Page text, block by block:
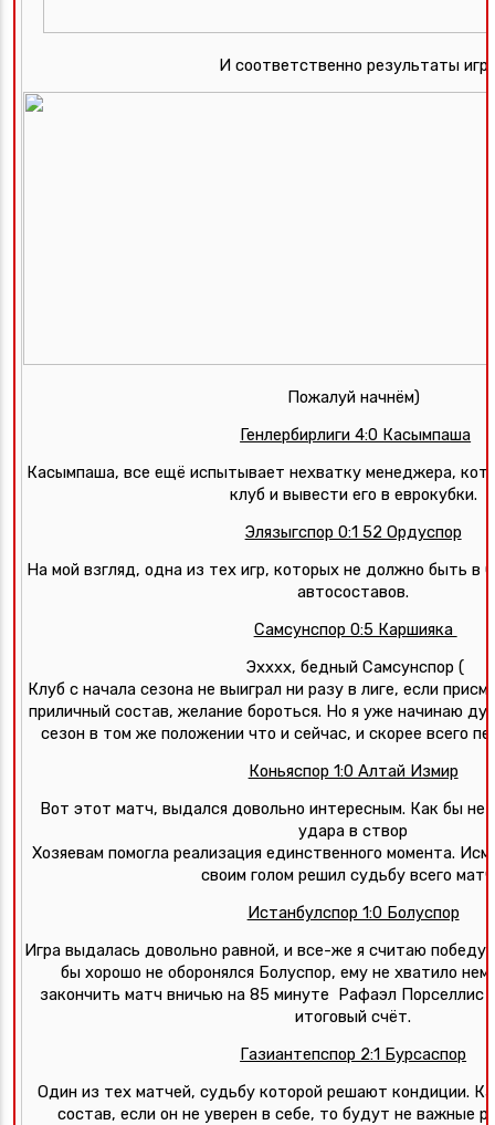
И соответственно результаты игр:
Пожалуй начнём)
Генлербирлиги 4:0 Касымпаша
Касымпаша, все ещё испытывает нехватку менеджера,
клуб и вывести его в еврокубки.
Элязыгспор 0:1 52 Ордуспор
На мой взгляд, одна из тех игр, которых не должно быть в
автосоставов.
Самсунспор 0:5 Каршияка
Эхххх, бедный Самсунспор (
Клуб с начала сезона не выиграл ни разу в лиге, если
приличный состав, желание бороться. Но я уже начинаю
сезон в том же положении что и сейчас, и скорее всего
Коньяспор 1:0 Алтай Измир
Вот этот матч, выдался довольно интересным. Как бы не
удара в створ
Хозяевам помогла реализация единственного момента.
своим голом решил судьбу всего
Истанбулспор 1:0 Болуспор
Игра выдалась довольно равной, и все-же я считаю победу
бы хорошо не оборонялся Болуспор, ему не хватило
закончить матч вничью на 85 минуте  Рафаэл Порселлис
итоговый счёт.
Газиантепспор 2:1 Бурсаспор
Один из тех матчей, судьбу которой решают кондиции.
состав, если он не уверен в себе, то будут не важные